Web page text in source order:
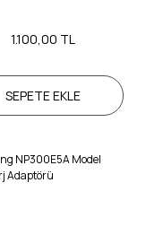
1.100,00 TL
SEPETE EKLE